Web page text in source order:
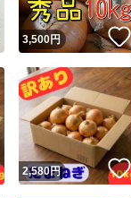
いいね！
3,500円
いいね！
2,580円